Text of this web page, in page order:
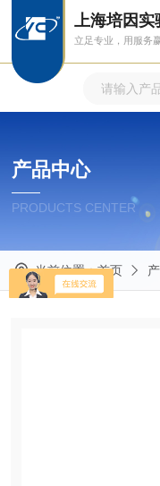
上海培因实
立足专业，用服务
产品中心
PRODUCTS CENTER
当前位置：首页